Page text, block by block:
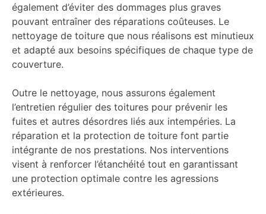
également d’éviter des dommages plus graves
pouvant entraîner des réparations coûteuses. Le
nettoyage de toiture que nous réalisons est minutieux
et adapté aux besoins spécifiques de chaque type de
couverture.
Outre le nettoyage, nous assurons également
l’entretien régulier des toitures pour prévenir les
fuites et autres désordres liés aux intempéries. La
réparation et la protection de toiture font partie
intégrante de nos prestations. Nos interventions
visent à renforcer l’étanchéité tout en garantissant
une protection optimale contre les agressions
extérieures.